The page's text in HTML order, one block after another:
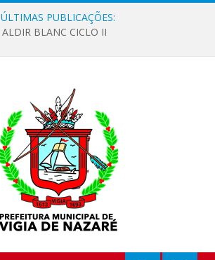
ÚLTIMAS PUBLICAÇÕES:
ALDIR BLANC CICLO II